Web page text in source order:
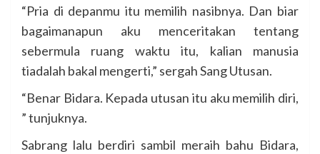
“Pria di depanmu itu memilih nasibnya. Dan biar
bagaimanapun aku menceritakan tentang
sebermula ruang waktu itu, kalian manusia
tiadalah bakal mengerti,” sergah Sang Utusan.
“Benar Bidara. Kepada utusan itu aku memilih diri,
” tunjuknya.
Sabrang lalu berdiri sambil meraih bahu Bidara,